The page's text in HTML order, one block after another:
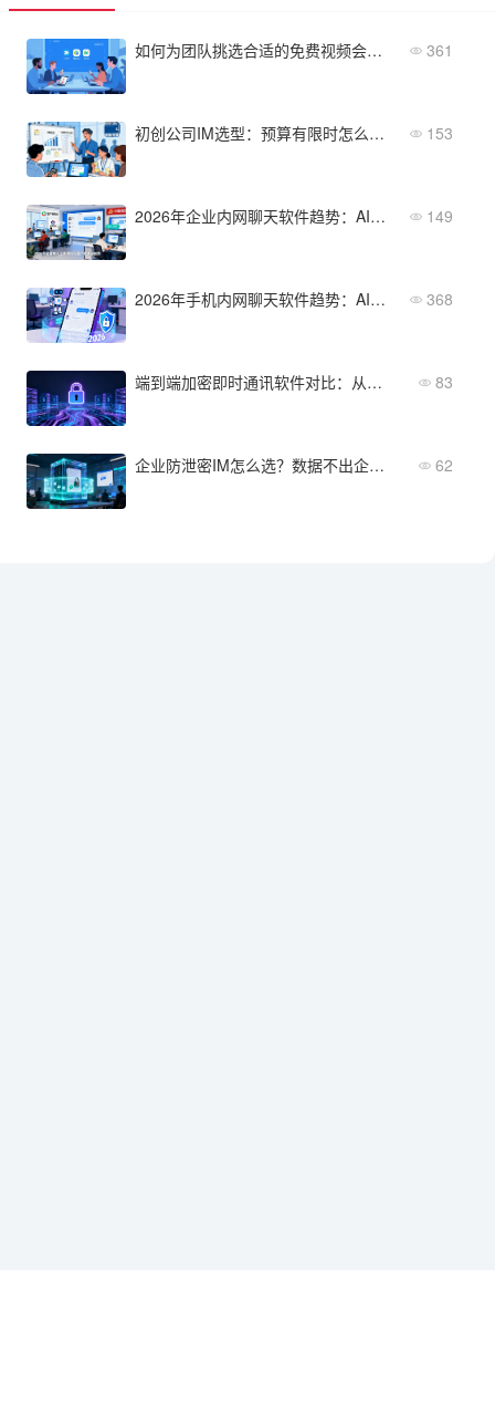
如何为团队挑选合适的免费视频会议app？这份避坑指南请收好 361
初创公司IM选型：预算有限时怎么保障核心功能？ 153
2026年企业内网聊天软件趋势：AI助手与信创兼容性成主流 149
2026年手机内网聊天软件趋势：AI助手与安全合规成焦点 368
端到端加密即时通讯软件对比：从安全性到部署成本全维度评测 83
企业防泄密IM怎么选？数据不出企业是底线 62